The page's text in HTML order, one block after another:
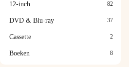
12-inch 82
DVD & Blu-ray 37
Cassette 2
Boeken 8